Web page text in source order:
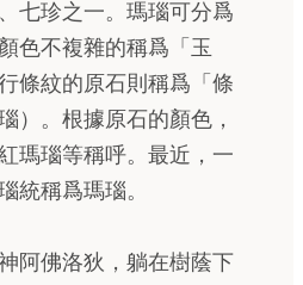
七珍之一。瑪瑙可分爲
色不複雜的稱爲「玉
條紋的原石則稱爲「條
）。根據原石的顏色，
瑪瑙等稱呼。最近，一
統稱爲瑪瑙。
阿佛洛狄，躺在樹蔭下